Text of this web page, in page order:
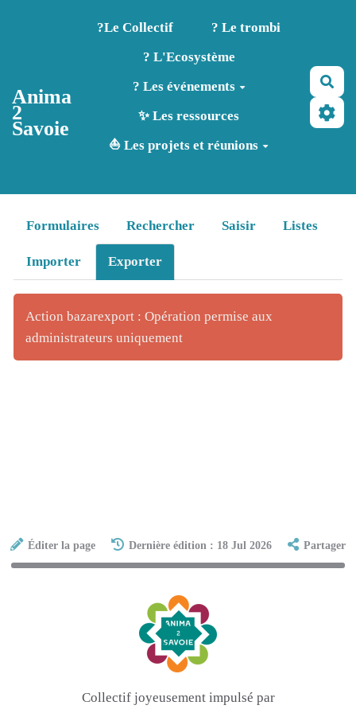
Aller au contenu principal
Anima
2
Savoie
?️Le Collectif
? Le trombi
? L'Ecosystème
? Les événements
✨ Les ressources
⛵ Les projets et réunions
Formulaires Rechercher Saisir Listes
Importer Exporter
Action bazarexport : Opération permise aux
administrateurs uniquement
Éditer la page Dernière édition : 18 Jul 2026 Partager
Collectif joyeusement impulsé par